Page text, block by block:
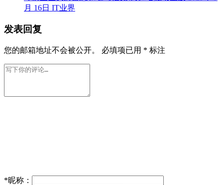
月 16日 IT业界
发表回复
您的邮箱地址不会被公开。 必填项已用 * 标注
*昵称：